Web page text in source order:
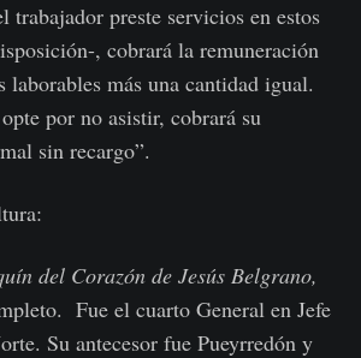
trabajador preste servicios en estos
, cobrará la remuneración
laborables más una cantidad igual.
por no asistir, cobrará su
sin recargo”.
del Corazón de Jesús Belgrano,
Fue el cuarto General en Jefe
Su antecesor fue Pueyrredón y